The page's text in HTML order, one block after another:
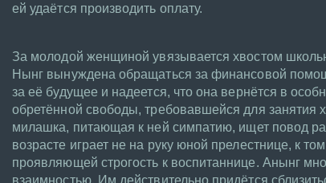
ей удаётся производить оплату.
За молодой женщиной увязывается хвостом
Нынг вынуждена обращаться за финансовой
за её будущее и надеется, что она вернётся в
обретённой свободы, требовавшейся для занятия
милашка, питающая к ней симпатию, ищет повод
возрасте играет не на руку юной прелестнице, к
проявляющей строгость к воспитаннице. Анынг
взаимностью. Им действительно придётся